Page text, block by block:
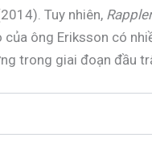
Tuy nhiên,
ông Eriksson có
trong giai đoạn đầu